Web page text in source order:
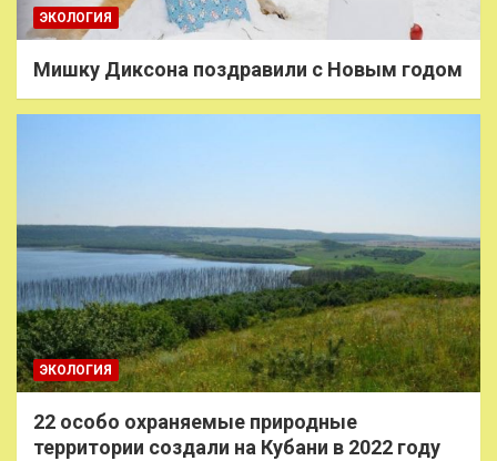
ЭКОЛОГИЯ
Мишку Диксона поздравили с Новым годом
ЭКОЛОГИЯ
22 особо охраняемые природные
территории создали на Кубани в 2022 году